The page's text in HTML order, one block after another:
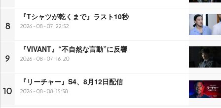
8
『Tシャツが乾くまで』ラスト10秒
2026-08-07 22:52
9
『VIVANT』“不自然な言動”に反響
2026-08-07 16:20
10
『リーチャー』S4、8月12日配信
2026-08-08 15:58